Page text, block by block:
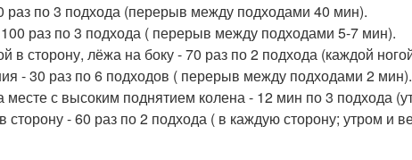
раз по 3 подхода (перерыв между подходами 40 мин).
раз по 3 подхода ( перерыв между подходами 5-7 мин).
в сторону, лёжа на боку - 70 раз по 2 подхода (каждой
- 30 раз по 6 подходов ( перерыв между подходами 2 мин).
месте с высоким поднятием колена - 12 мин по 3 подхода
сторону - 60 раз по 2 подхода ( в каждую сторону; утром и